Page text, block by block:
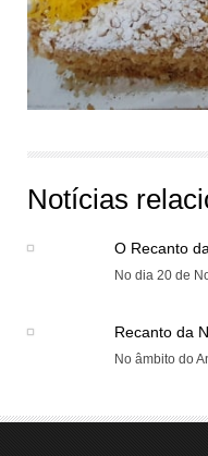
Notícias
O Recanto
No dia 20 de
Recanto da
No âmbito do